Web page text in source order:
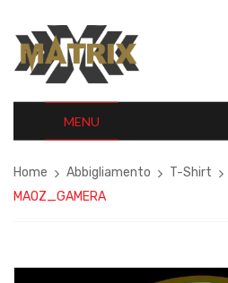
MENU
Home Abbigliamento T-Shirt
MAOZ_GAMERA